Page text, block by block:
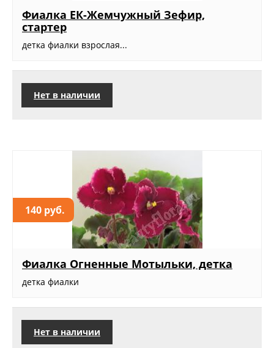
Фиалка ЕК-Жемчужный Зефир,
стартер
детка фиалки взрослая...
Нет в наличии
140 руб.
Фиалка Огненные Мотыльки, детка
детка фиалки
Нет в наличии